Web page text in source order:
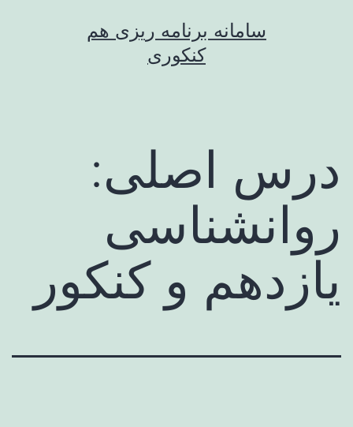
سامانه برنامه ریزی هم
کنکوری
درس اصلی:
روانشناسی
یازدهم و کنکور